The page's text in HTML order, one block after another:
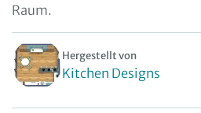
Raum.
Hergestellt von
Kitchen Designs